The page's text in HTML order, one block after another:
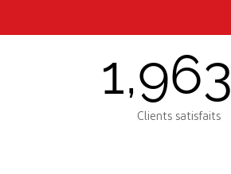
Clients satisfaits
1,963